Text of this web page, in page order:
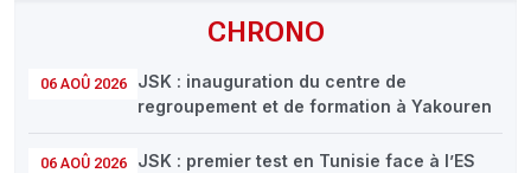
CHRONO
06 AOÛ 2026
JSK : inauguration du centre de
regroupement et de formation à Yakouren
06 AOÛ 2026
JSK : premier test en Tunisie face à l’ES